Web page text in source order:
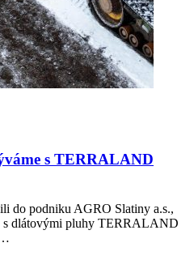
s TERRALAND
do podniku AGRO Slatiny a.s.,
s dlátovými pluhy TERRALAND